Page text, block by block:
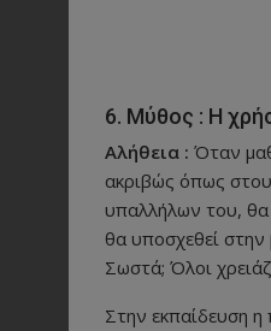
6. Μύθος : Η
Αλήθεια : Όταν
ακριβώς όπως
υπαλλήλων του,
θα υποσχεθεί στην
Σωστά; Όλοι
Στην εκπαίδευση η